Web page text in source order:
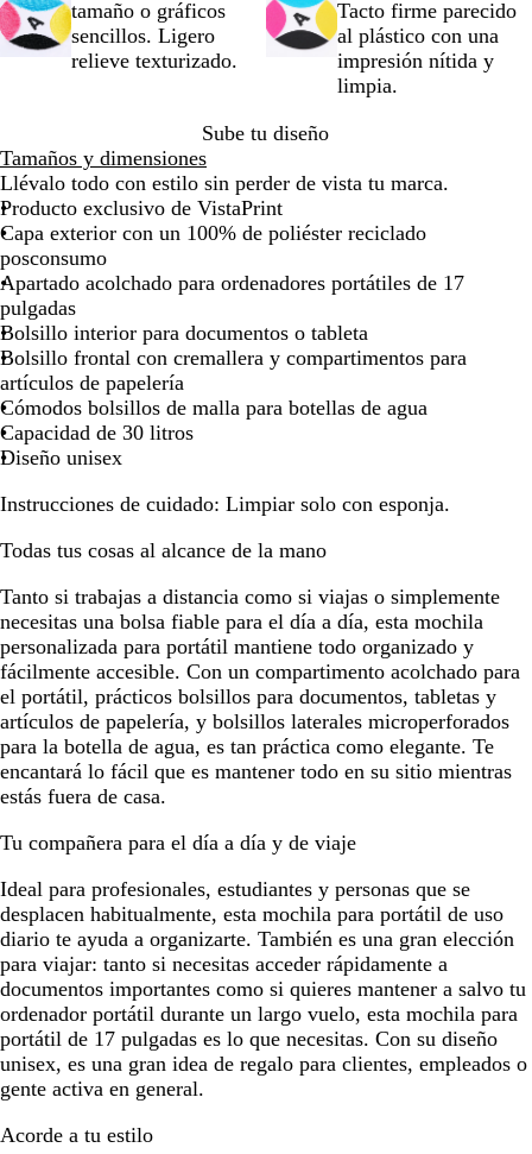
la
imagen
la
imagen
la
imagen
la
imagen
la
imagen
la
imagenimagen
la
imagen
la
imagen
la
imagen
la
imagen
la
imagen
la
imagen
la
la
o
tamaño o gráficos
sencillos. Ligero
relieve texturizado.
Tacto firme parecido
al plástico con una
impresión nítida y
limpia.
Sube tu diseño
Tamaños y dimensiones
Llévalo todo con estilo sin perder de vista tu marca.
Producto exclusivo de VistaPrint
Capa exterior con un 100% de poliéster reciclado
posconsumo
Apartado acolchado para ordenadores portátiles de 17
pulgadas
Bolsillo interior para documentos o tableta
Bolsillo frontal con cremallera y compartimentos para
artículos de papelería
Cómodos bolsillos de malla para botellas de agua
Capacidad de 30 litros
Diseño unisex
Instrucciones de cuidado: Limpiar solo con esponja.
Todas tus cosas al alcance de la mano
Tanto si trabajas a distancia como si viajas o simplemente
necesitas una bolsa fiable para el día a día, esta mochila
personalizada para portátil mantiene todo organizado y
fácilmente accesible. Con un compartimento acolchado para
el portátil, prácticos bolsillos para documentos, tabletas y
artículos de papelería, y bolsillos laterales microperforados
para la botella de agua, es tan práctica como elegante. Te
encantará lo fácil que es mantener todo en su sitio mientras
estás fuera de casa.
Tu compañera para el día a día y de viaje
Ideal para profesionales, estudiantes y personas que se
desplacen habitualmente, esta mochila para portátil de uso
diario te ayuda a organizarte. También es una gran elección
para viajar: tanto si necesitas acceder rápidamente a
documentos importantes como si quieres mantener a salvo tu
ordenador portátil durante un largo vuelo, esta mochila para
portátil de 17 pulgadas es lo que necesitas. Con su diseño
unisex, es una gran idea de regalo para clientes, empleados o
gente activa en general.
Acorde a tu estilo